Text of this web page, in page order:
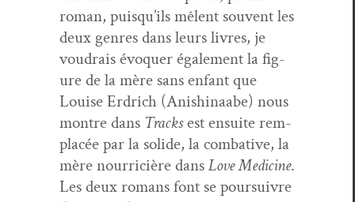
roman, puisqu’ils mêlent sou­vent les
deux gen­res dans leurs livres, je
voudrais évo­quer égale­ment la fig­
ure de la mère sans enfant que
Louise Erdrich (Anishi­naabe) nous
mon­tre dans Tracksest ensuite rem­
placée par la solide, la com­bat­ive, la
mère nourri­cière dansLove Med­i­cine.
Les deux romans font se pour­suiv­re